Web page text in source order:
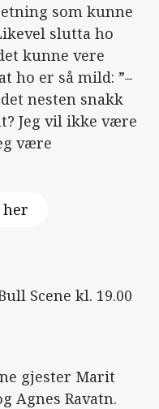
som kunne
slutta ho
kunne vere
ho er så mild: ”–
nesten snakk
Jeg vil ikke være
være
her
Scene kl. 19.00
gjester Marit
Agnes Ravatn.